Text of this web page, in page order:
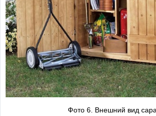
Фото 6. Внешний вид